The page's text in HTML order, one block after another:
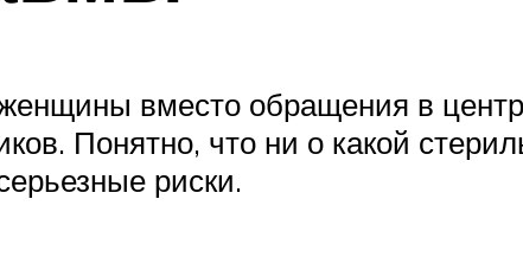
вместо обращения в
Понятно, что ни о какой
риски.